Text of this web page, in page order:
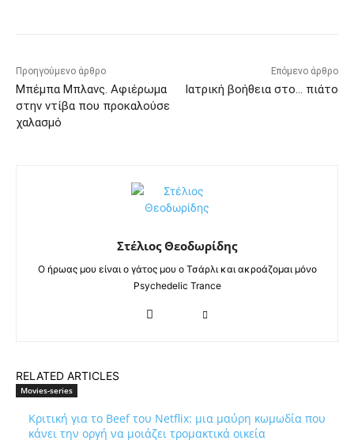
Προηγούμενο άρθρο
Μπέμπα Μπλανς. Αφιέρωμα
στην ντίβα που προκαλούσε
χαλασμό
Επόμενο άρθρο
Ιατρική βοήθεια στο… πιάτο
Στέλιος Θεοδωρίδης
Ο ήρωας μου είναι ο γάτος μου ο Τσάρλι και ακροάζομαι μόνο
Psychedelic Trance
RELATED ARTICLES
Movies-series
Κριτική για το Beef του Netflix: μια μαύρη κωμωδία που
κάνει την οργή να μοιάζει τρομακτικά οικεία